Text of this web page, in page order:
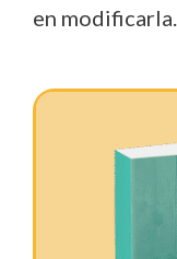
en modificarla.